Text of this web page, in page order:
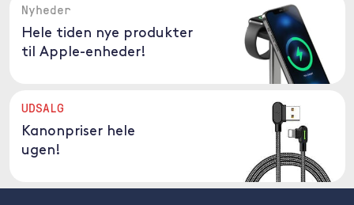
Nyheder
Hele tiden nye produkter
til Apple-enheder!
UDSALG
Kanonpriser hele
ugen!